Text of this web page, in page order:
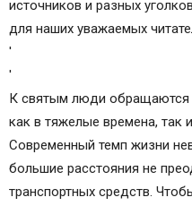
источников и разных
для наших уважаемых
'
'
К святым люди
как в тяжелые времена, так
Современный темп жизни
большие расстояния не
транспортных средств.